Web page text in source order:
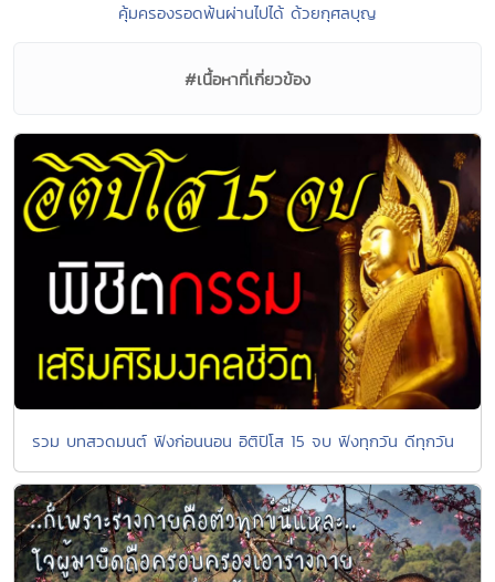
คุ้มครองรอดพ้นผ่านไปได้ ด้วยกุศลบุญ
#เนื้อหาที่เกี่ยวข้อง
รวม บทสวดมนต์ ฟังก่อนนอน อิติปิโส 15 จบ ฟังทุกวัน ดีทุกวัน